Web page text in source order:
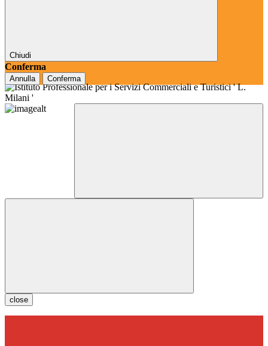
Chiudi
Conferma
Annulla Conferma
close